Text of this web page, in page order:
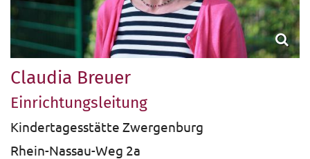
Claudia Breuer
Einrichtungsleitung
Kindertagesstätte Zwergenburg
Rhein-Nassau-Weg 2a